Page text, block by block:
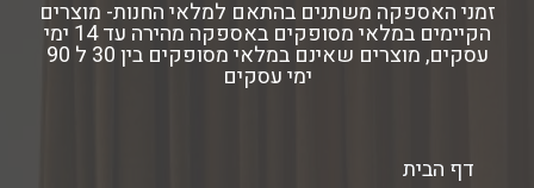
זמני האספקה משתנים בהתאם למלאי החנות- מוצרים
הקיימים במלאי מסופקים באספקה מהירה עד 14 ימי
עסקים, מוצרים שאינם במלאי מסופקים בין 30 ל 90
ימי עסקים
דף הבית